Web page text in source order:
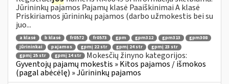
Jūrininkų pajamos Pajamų klasė Paaiškinimai A klasė
Priskiriamos jūrininkų pajamos (darbo užmokestis bei su
juo...
a klasė b klasė fr0572 fr0573 gpm gpm312 gpm313
gpm308
jūrininkai
pajamos gpmį 22 str gpmį 24 str
gpmį 23 str
gpmį 25 str
gpmį 14 str
Mokesčių žinyno kategorijos:
Gyventojų pajamų mokestis » Kitos pajamos / išmokos
(pagal abėcėlę) » Jūrininkų pajamos